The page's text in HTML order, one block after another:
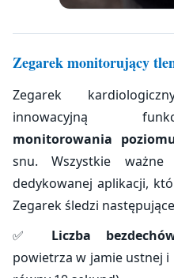
Zegarek monitorujący
Zegarek
innowacyjną
monitorowania
snu. Wszystkie
dedykowanej aplikacji,
Zegarek śledzi
✅ Liczba
powietrza w jamie ustnej i